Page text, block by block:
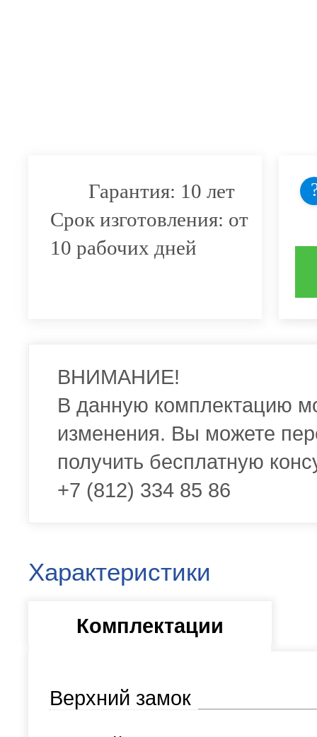
Гарантия: 10 лет
Срок изготовления: от
10 рабочих дней
ВНИМАНИЕ!
В данную комплектацию
изменения. Вы можете
получить бесплатную
+7 (812) 334 85 86
Характеристики
Комплектации
Верхний замок